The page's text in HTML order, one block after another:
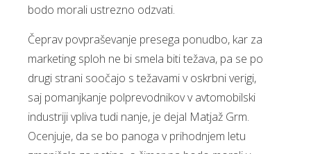
bodo morali ustrezno odzvati.
Čeprav povpraševanje presega ponudbo, kar za
marketing sploh ne bi smela biti težava, pa se po
drugi strani soočajo s težavami v oskrbni verigi,
saj pomanjkanje polprevodnikov v avtomobilski
industriji vpliva tudi nanje, je dejal Matjaž Grm.
Ocenjuje, da se bo panoga v prihodnjem letu